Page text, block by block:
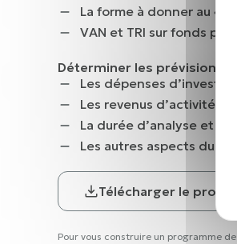
La forme à donner au «
VAN et TRI sur fonds
Déterminer les prévisions
Les dépenses
Les revenus d’activité et
La durée d’analyse et les
Les autres aspects du
Télécharger le
Pour vous construire un programme